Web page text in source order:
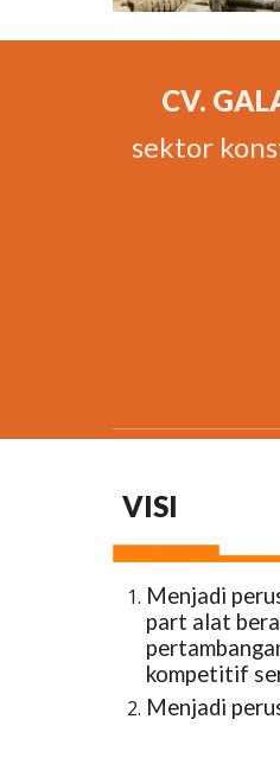
CV.
sektor
VISI
Menjadi
part alat
kompetitif
Menjadi